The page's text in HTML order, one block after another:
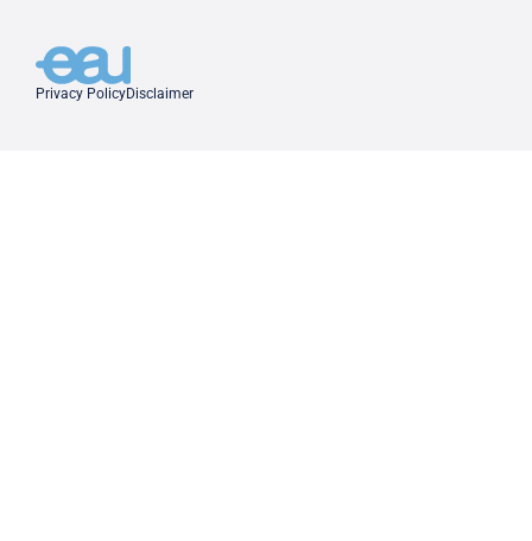
Privacy PolicyDisclaimer